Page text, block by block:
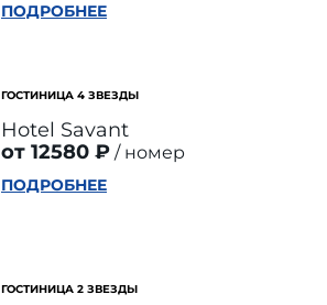
ПОДРОБНЕЕ
ГОСТИНИЦА 4 ЗВЕЗДЫ
Hotel Savant
от 12580 ₽
номер
ПОДРОБНЕЕ
ГОСТИНИЦА 2 ЗВЕЗДЫ